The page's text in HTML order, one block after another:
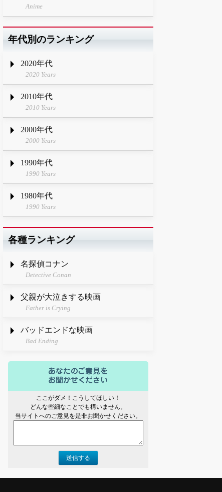
Anime
年代別のランキング
2020年代
2020 Years
2010年代
2010 Years
2000年代
2000 Years
1990年代
1990 Years
1980年代
1990 Years
各種ランキング
名探偵コナン
Detective Conan
父親が大泣きする映画
Father is Crying
バッドエンドな映画
Bad Ending
ここがダメ！こうしてほしい！
どんな些細なことでも構いません。
当サイトへのご意見を是非お聞かせください。
送信する